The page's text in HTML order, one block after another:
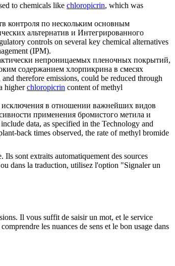
to chemicals like chloropicrin, which was
контроля по нескольким основным
альтернатив и Интегрированного
controls on several key chemical alternatives
(IPM).
непроницаемых пленочных покрытий,
содержанием хлорпикрина в смесях
therefore emissions, could be reduced through
higherchloropicrin content of methyl
исключения в отношении важнейших видов
применения бромистого метила и
data, as specified in the Technology and
back times observed, the rate of methyl bromide
sont extraits automatiquement des sources
dans la traduction, utilisez l'option "Signaler un
Il vous suffit de saisir un mot, et le service
les nuances de sens et le bon usage dans